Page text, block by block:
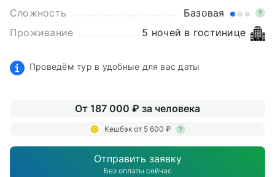
Сложность
Базовая ?
Проживание 5 ночей в гостинице
Проведём тур в удобные для вас даты
От 187 000 ₽ за человека
Кешбэк от 5 600 ₽ ?
Отправить заявку
Без оплаты сейчас